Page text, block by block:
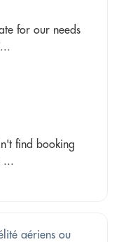
for our needs
find booking
...
aériens ou